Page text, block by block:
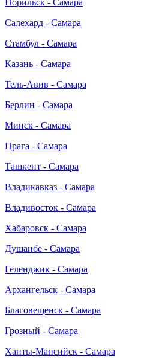
Салехард - Самара
Стамбул - Самара
Казань - Самара
Тель-Авив - Самара
Берлин - Самара
Минск - Самара
Прага - Самара
Ташкент - Самара
Владикавказ - Самара
Владивосток - Самара
Хабаровск - Самара
Душанбе - Самара
Геленджик - Самара
Архангельск - Самара
Благовещенск - Самара
Грозный - Самара
Ханты-Мансийск - Самара